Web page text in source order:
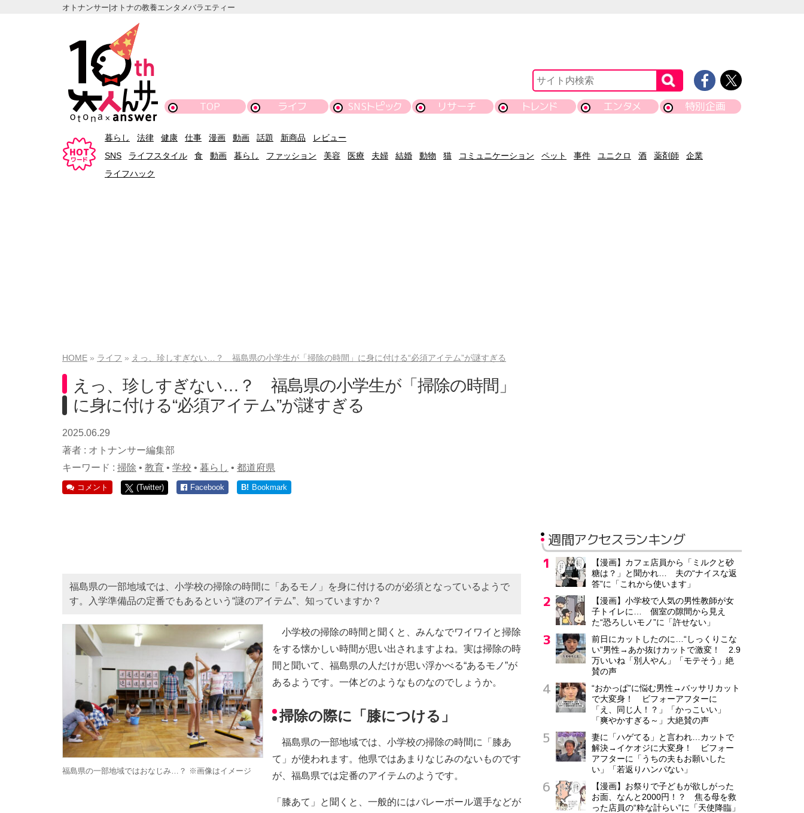
オトナンサー|オトナの教養エンタメバラエティー
TOP ライフ SNSトピック リサーチ トレンド エンタメ 特別企画
暮らし 法律 健康 仕事 漫画 動画 話題 新商品
レビュー
SNS
ライフスタイル 食 動画 暮らし ファッション 美容 医療 夫婦 結婚 動物 猫 コミュニケーション ペット 事件 ユニクロ 酒 薬剤師
企業
ライフハック
HOME ライフ えっ、珍しすぎない…？ 福島県の小学生が「掃除の時間」に身に付ける“必須アイテム”が謎すぎる
えっ、珍しすぎない…？ 福島県の小学生が「掃除の時間」
に身に付ける“必須アイテム”が謎すぎる
2025.06.29
著者 : オトナンサー編集部
キーワード : 掃除 • 教育 • 学校 • 暮らし • 都道府県
コメント (Twitter) Facebook B! Bookmark
福島県の一部地域では、小学校の掃除の時間に「あるモノ」を身に付けるのが必須となっているようで
す。入学準備品の定番でもあるという“謎のアイテム”、知っていますか？
福島県の一部地域ではおなじみ…？ ※画像はイメージ
小学校の掃除の時間と聞くと、みんなでワイワイと掃除
をする懐かしい時間が思い出されますよね。実は掃除の時
間と聞いて、福島県の人だけが思い浮かべる“あるモノ”が
あるようです。一体どのようなものなのでしょうか。
掃除の際に「膝につける」
福島県の一部地域では、小学校の掃除の時間に「膝あ
て」が使われます。他県ではあまりなじみのないものです
が、福島県では定番のアイテムのようです。
「膝あて」と聞くと、一般的にはバレーボール選手などが
週間アクセスランキング
【漫画】カフェ店員から「ミルクと砂
糖は？」と聞かれ… 夫の“ナイスな返
答”に「これから使います」
【漫画】小学校で人気の男性教師が女
子トイレに… 個室の隙間から見え
た“恐ろしいモノ”に「許せない」
前日にカットしたのに…“しっくりこな
い”男性→あか抜けカットで激変！ 2.9
万いいね「別人やん」「モテそう」絶
賛の声
“おかっぱ”に悩む男性→バッサリカット
で大変身！ ビフォーアフターに
「え、同じ人！？」「かっこいい」
「爽やかすぎる～」大絶賛の声
妻に「ハゲてる」と言われ…カットで
解決→イケオジに大変身！ ビフォー
アフターに「うちの夫もお願いした
い」「若返りハンパない」
【漫画】お祭りで子どもが欲しがった
お面、なんと2000円！？ 焦る母を救
った店員の“粋な計らい”に「天使降臨」